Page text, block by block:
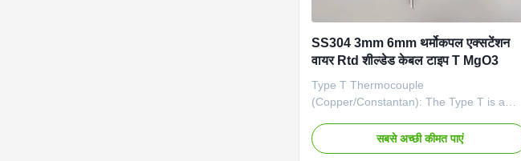
SS304 3mm 6mm थर्मोकपल एक्सटेंशन
वायर Rtd शील्डेड केबल टाइप T MgO3
Type T Thermocouple
(Copper/Constantan): The Type T is a
used in extremely low temperature
applications such as cryogenics or ultra
सबसे अच्छी कीमत पाएं